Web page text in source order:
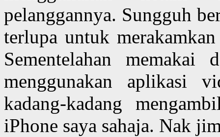
pelanggannya. Sungguh
terlupa untuk
Sementelahan
menggunakan aplikasi
kadang-kadang
iPhone saya sahaja. Nak